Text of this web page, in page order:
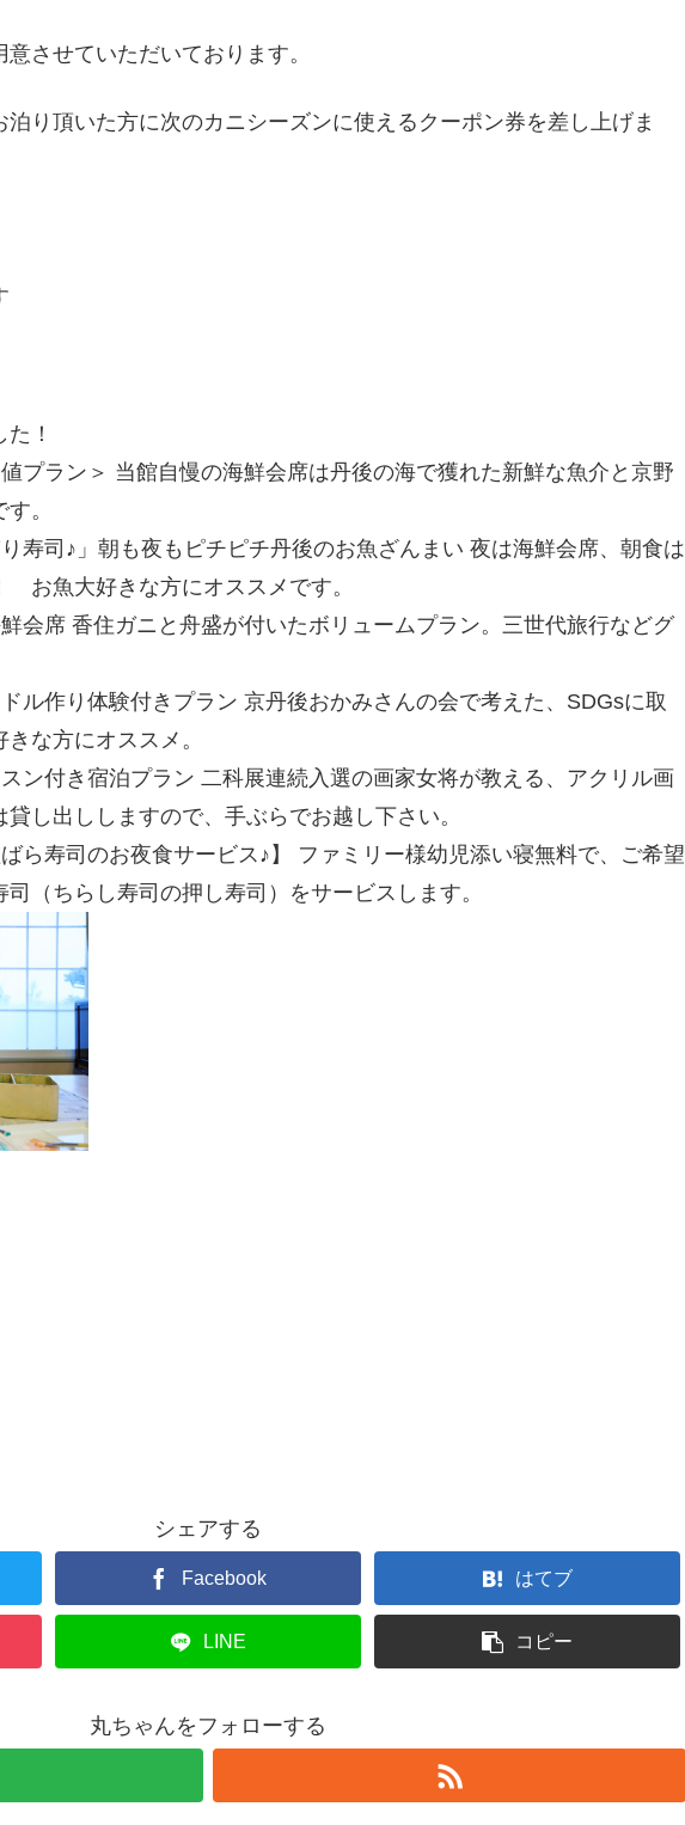
させていただいております。
り頂いた方に次のカニシーズンに使えるクーポン券を差し上げま
！
プラン＞ 当館自慢の海鮮会席は丹後の海で獲れた新鮮な魚介と京野
。
寿司♪」朝も夜もピチピチ丹後のお魚ざんまい 夜は海鮮会席、朝食は
お魚大好きな方にオススメです。
会席 香住ガニと舟盛が付いたボリュームプラン。三世代旅行などグ
ル作り体験付きプラン 京丹後おかみさんの会で考えた、SDGsに取
な方にオススメ。
ン付き宿泊プラン 二科展連続入選の画家女将が教える、アクリル画
し出ししますので、手ぶらでお越し下さい。
ら寿司のお夜食サービス♪】 ファミリー様幼児添い寝無料で、ご希望
（ちらし寿司の押し寿司）をサービスします。
シェアする
Facebook はてブ
LINE コピー
丸ちゃんをフォローする